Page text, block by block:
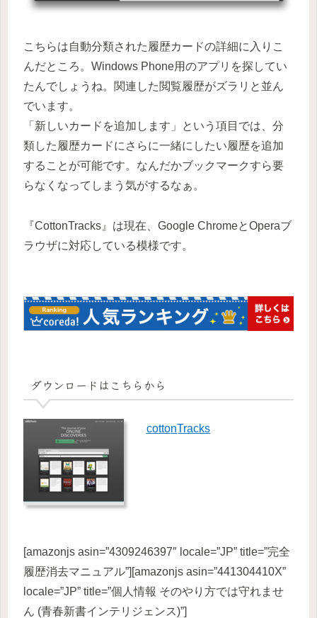
こちらは自動分類された履歴カードの詳細に入りこ
んだところ。Windows Phone用のアプリを探してい
たんでしょうね。関連した閲覧履歴がズラリと並ん
でいます。
「新しいカードを追加します」という項目では、分
類した履歴カードにさらに一緒にしたい履歴を追加
することが可能です。なんだかブックマークすら要
らなくなってしまう気がするなぁ。
『CottonTracks』は現在、Google ChromeとOperaブ
ラウザに対応している模様です。
ダウンロードはこちらから
c̲o̲t̲t̲o̲n̲Tracks
[amazonjs asin=”4309246397″ locale=”JP” title=”完全
履歴消去マニュアル”][amazonjs asin=”441304410X”
locale=”JP” title=”個人情報 そのやり方では守れませ
ん (青春新書インテリジェンス)”]